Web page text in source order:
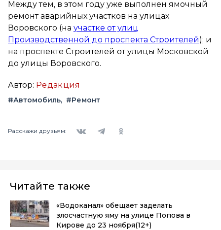
Между тем, в этом году уже выполнен ямочный
ремонт аварийных участков на улицах
Воровского (на участке от улиц
Производственной до проспекта Строителей); и
на проспекте Строителей от улицы Московской
до улицы Воровского.
Автор: Редакция
#Автомобиль #Ремонт
Расскажи друзьям:
Читайте также
«Водоканал» обещает заделать
злосчастную яму на улице Попова в
Кирове до 23 ноября(12+)